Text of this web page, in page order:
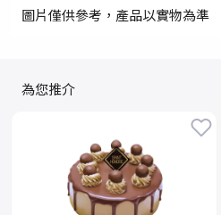
圖片僅供參考，產品以實物為準
為您推介